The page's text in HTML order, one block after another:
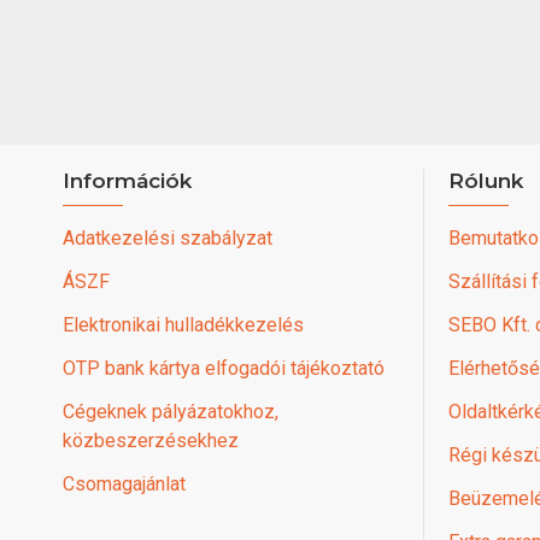
Információk
Adatkezelési szabályzat
ÁSZF
Elektronikai hulladékkezelés
OTP bank kártya elfogadói tájékoztató
Cégeknek pályázatokhoz,
közbeszerzésekhez
Csomagajánlat
Rólunk
Szállítási
SEBO Kft.
Régi